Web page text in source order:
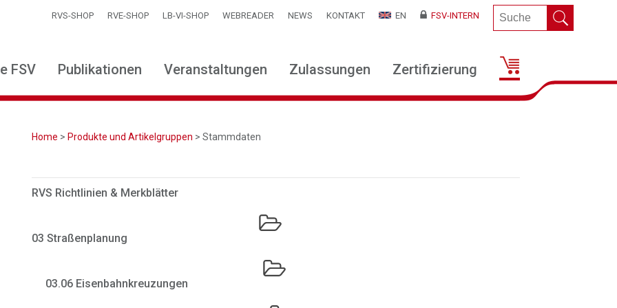
RVS-SHOP RVE-SHOP LB-VI-SHOP WEBREADER NEWS KONTAKT EN FSV-INTERN
FSV Publikationen Veranstaltungen Zulassungen Zertifizierung
Home > Produkte und Artikelgruppen > Stammdaten
RVS Richtlinien & Merkblätter
03 Straßenplanung
03.06 Eisenbahnkreuzungen